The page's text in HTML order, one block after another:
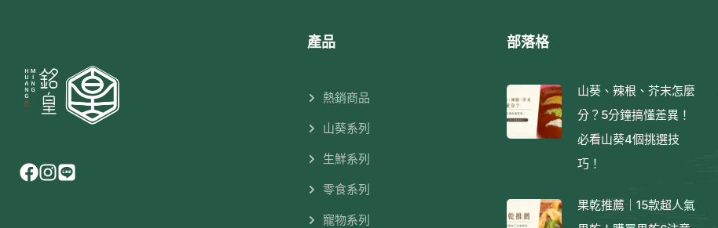
產品
熱銷商品
山葵系列
生鮮系列
零食系列
寵物系列
部落格
山葵、辣根、芥末怎麼
分？5分鐘搞懂差異！
必看山葵4個挑選技
巧！
果乾推薦｜15款超人氣